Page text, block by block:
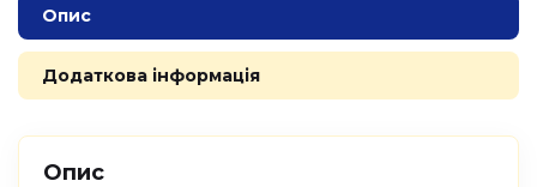
Опис
Додаткова інформація
Опис